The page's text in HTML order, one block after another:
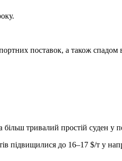
поставок, а також
тривалий простій суден у
підвищилися до 16–17 $/т у